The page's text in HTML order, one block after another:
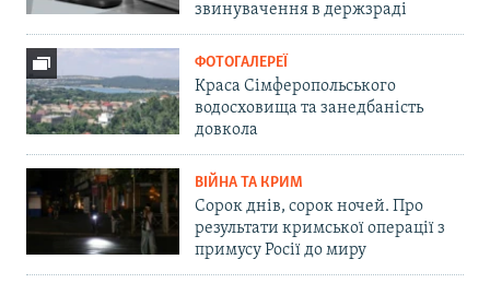
звинувачення в держзраді
ФОТОГАЛЕРЕЇ
Краса Сімферопольського
водосховища та занедбаність
довкола
ВІЙНА ТА КРИМ
Сорок днів, сорок ночей. Про
результати кримської операції з
примусу Росії до миру